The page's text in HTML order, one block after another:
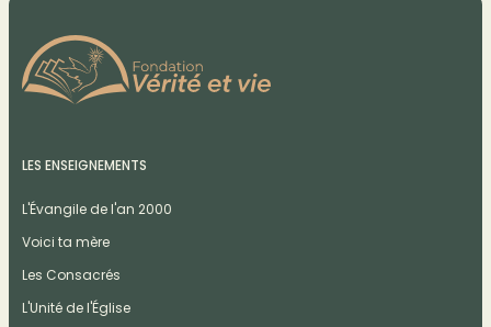
LES ENSEIGNEMENTS
L'Évangile de l'an 2000
Voici ta mère
Les Consacrés
L'Unité de l'Église